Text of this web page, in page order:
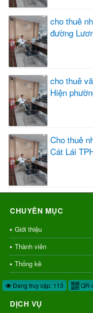
cho thuê
đường
cho thuê
Hiện
Cho thuê
Cát Lái
CHUYÊN MỤC
Giới thiệu
Thành viên
Thống kê
Đang truy cập: 113 QR-
DỊCH VỤ